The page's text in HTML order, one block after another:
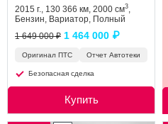
2015 г., 130 366 км, 2000 см3,
Бензин, Вариатор, Полный
1 649 000 ₽ 1 464 000 ₽
Оригинал ПТС Отчет Автотеки
Безопасная сделка
Купить